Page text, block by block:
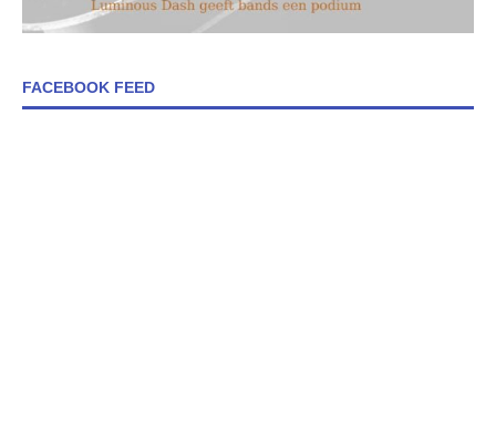
FACEBOOK FEED